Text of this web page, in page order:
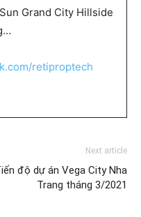
Tiến độ dự án Vega City Nha